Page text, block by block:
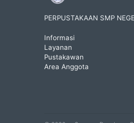
PERPUSTAKAAN SMP
Informasi
Layanan
Pustakawan
Area Anggota